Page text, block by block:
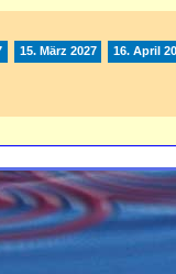
15. März 2027 16. April